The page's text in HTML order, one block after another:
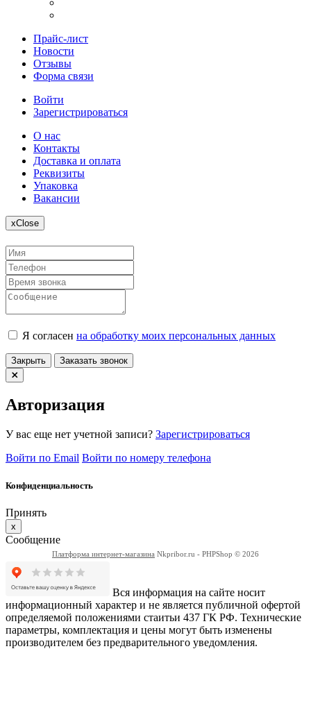
Прайс-лист
Новости
Отзывы
Форма связи
Войти
Зарегистрироваться
О нас
Контакты
Доставка и оплата
Реквизиты
Упаковка
Вакансии
xClose
Я согласен на обработку моих персональных данных
Закрыть Заказать звонок
Авторизация
У вас еще нет учетной записи? Зарегистрироваться
Войти по Email Войти по номеру телефона
Конфиденциальность
Принять
x
Сообщение
Платформа интернет-магазина Nkpribor.ru - PHPShop © 2026
Вся информация на сайте носит
информационный характер и не является публичной офертой
определяемой положениями стаитьи 437 ГК РФ. Технические
параметры, комплектация и цены могут быть изменены
производителем без предварительного уведомления.